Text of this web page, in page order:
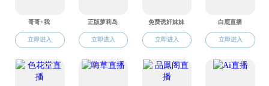
中国建筑学会地下空间学术委员会